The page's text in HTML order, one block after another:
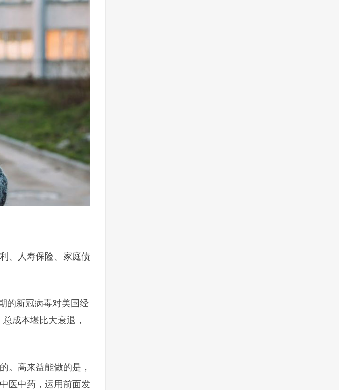
、人寿保险、家庭债
的新冠病毒对美国经
成本堪比大衰退，
。高来益能做的是，
医中药，运用前面发